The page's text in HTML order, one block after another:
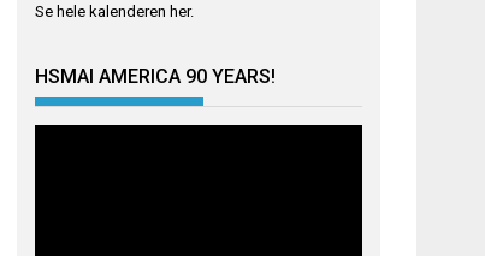
Se hele kalenderen her.
HSMAI AMERICA 90 YEARS!